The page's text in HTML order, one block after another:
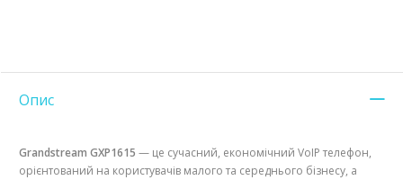
Опис
Grandstream GXP1615 — це сучасний, економічний VoIP телефон,
орієнтований на користувачів малого та середнього бізнесу, а